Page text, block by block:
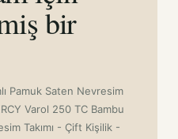
bir
Pamuk Saten Nevresim
Varol 250 TC Bambu
Takımı - Çift Kişilik -